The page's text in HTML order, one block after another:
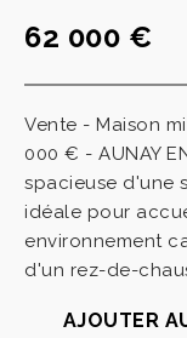
62 000 €
Vente - Maison
000 € - AUNAY
spacieuse d'une
idéale pour
environnement
d'un rez-de-
AJOUTER